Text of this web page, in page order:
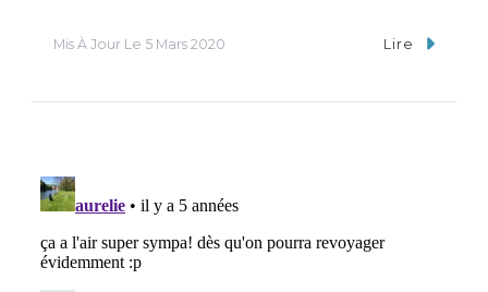
Mis À Jour Le 5 Mars 2020 Lire